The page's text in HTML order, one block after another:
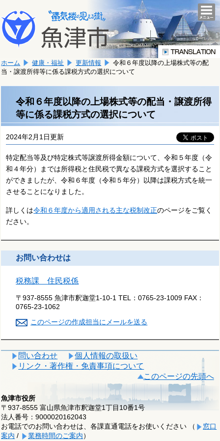
文
へ
移
ま
す。
こ
か
文
で
す。
ホーム 健康・福祉 更新情報
令和６年度以降の上場株式等の配
当・譲渡所得等に係る課税方式の選択について
令和６年度以降の上場株式等の配当・譲渡所得
等に係る課税方式の選択について
2024年2月1日更新
特定配当等及び特定株式等譲渡所得金額について、令和５年度（令
和４年分）までは所得税と住民税で異なる課税方式を選択すること
ができましたが、令和６年度（令和５年分）以降は課税方式を統一
させることになりました。
詳しくは令和６年度から適用される主な税制改正のページをご覧く
ださい。
お問い合わせは
税務課 住民税係
〒937-8555 魚津市釈迦堂1-10-1 TEL：0765-23-1009 FAX：
0765-23-1062
このページの作成担当にメールを送る
問い合わせ
個人情報の取扱い
リンク・著作権・免責事項について
このページの先頭へ
魚津市役所
〒937-8555 富山県魚津市釈迦堂1丁目10番1号
法人番号：9000020162043
お電話でのお問い合わせは、各課直通電話をお使いください （
窓口
案内 / 業務時間のご案内）